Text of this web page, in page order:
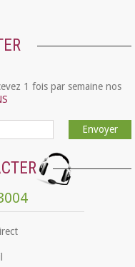
1 fois par semaine nos
Envoyer